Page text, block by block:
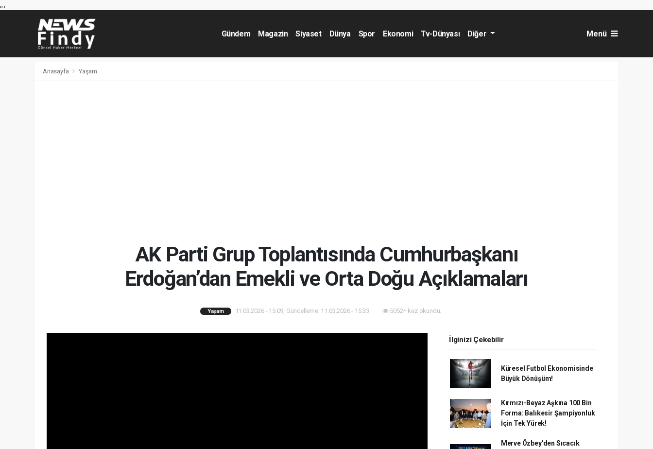
,,,
Gündem Magazin Siyaset Dünya Spor Ekonomi Tv-Dünyası Diğer Menü
Anasayfa Yaşam
AK Parti Grup Toplantısında Cumhurbaşkanı
Erdoğan’dan Emekli ve Orta Doğu Açıklamaları
Yaşam 11.03.2026 - 15:09, Güncelleme: 11.03.2026 - 15:33 5052+ kez okundu.
İlginizi Çekebilir
Küresel Futbol Ekonomisinde
Büyük Dönüşüm!
Kırmızı-Beyaz Aşkına 100 Bin
Forma: Balıkesir Şampiyonluk
İçin Tek Yürek!
Merve Özbey'den Sıcacık